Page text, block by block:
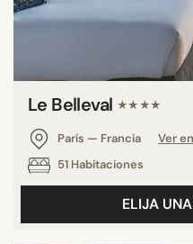
Le Belleval ★★★★
París — Francia
Ver
51 Habitaciones
ELIJA